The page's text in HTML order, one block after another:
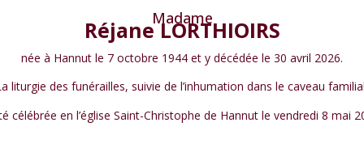
Madame
Réjane LORTHIOIRS
née à Hannut le 7 octobre 1944 et y décédée le 30 avril 2026.
liturgie des funérailles, suivie de l’inhumation dans le caveau
célébrée en l’église Saint-Christophe de Hannut le vendredi 8 mai